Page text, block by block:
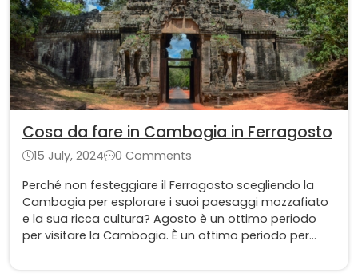
Cosa da fare in Cambogia in Ferragosto
15 July, 2024
0 Comments
Perché non festeggiare il Ferragosto scegliendo la
Cambogia per esplorare i suoi paesaggi mozzafiato
e la sua ricca cultura? Agosto è un ottimo periodo
per visitare la Cambogia. È un ottimo periodo per